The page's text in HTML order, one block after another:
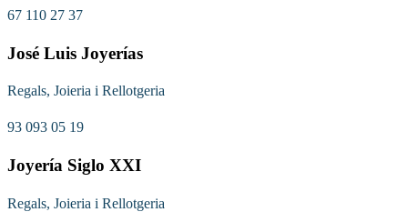
67 110 27 37
José Luis Joyerías
Regals, Joieria i Rellotgeria
93 093 05 19
Joyería Siglo XXI
Regals, Joieria i Rellotgeria